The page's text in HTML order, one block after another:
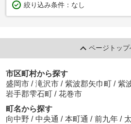
絞り込み条件： なし
ページトップ
市区町村から探す
盛岡市 / 滝沢市 / 紫波郡矢巾町 / 紫
岩手郡雫石町 / 花巻市
町名から探す
向中野 / 中央通 / 本町通 / 前九年 /